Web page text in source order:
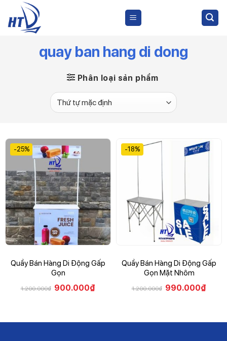
content
quay ban hang di dong
Phân loại sản phẩm
-25%
Quầy Bán Hàng Di Động Gấp
Gọn
1.200.000₫ 900.000₫
-18%
Quầy Bán Hàng Di Động Gấp
Gọn Mặt Nhôm
1.200.000₫ 990.000₫